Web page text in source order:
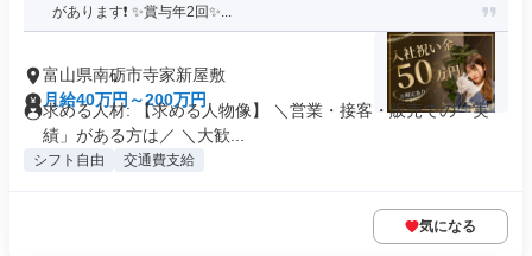
があります❗ ✨賞与年2回✨...
富山県南砺市寺家新屋敷
月給40万円～200万円
求める人材: 【求める人物像】 ＼営業・接客・販売での「実
績」がある方は／ ＼大歓...
シフト自由 交通費支給
気になる